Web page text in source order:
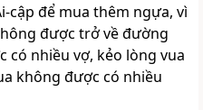
cập để mua thêm ngựa, vì
được trở về đường
có nhiều vợ, kẻo lòng vua
không được có nhiều